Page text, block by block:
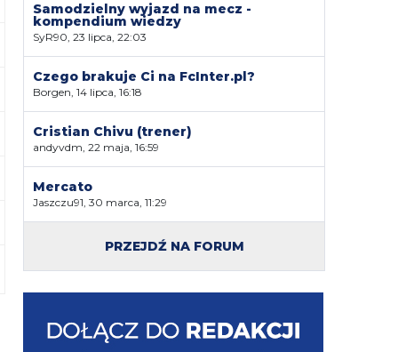
Samodzielny wyjazd na mecz -
kompendium wiedzy
SyR90, 23 lipca, 22:03
Czego brakuje Ci na FcInter.pl?
Borgen, 14 lipca, 16:18
Cristian Chivu (trener)
andyvdm, 22 maja, 16:59
Mercato
Jaszczu91, 30 marca, 11:29
PRZEJDŹ NA FORUM